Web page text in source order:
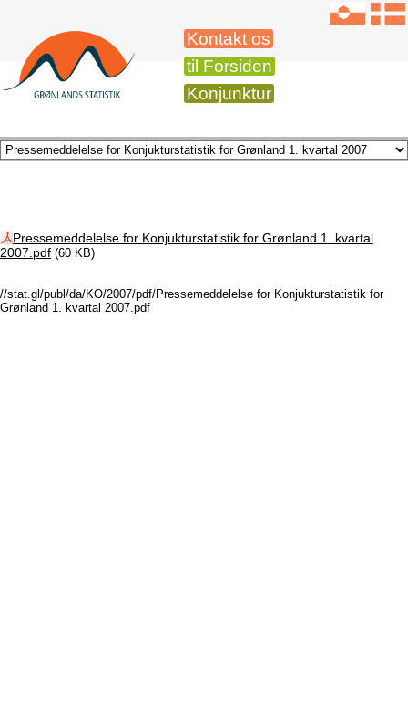
Kontakt os
til Forsiden
Konjunktur
Pressemeddelelse for Konjukturstatistik for Grønland 1. kvartal
2007.pdf (60 KB)
//stat.gl/publ/da/KO/2007/pdf/Pressemeddelelse for Konjukturstatistik for
Grønland 1. kvartal 2007.pdf